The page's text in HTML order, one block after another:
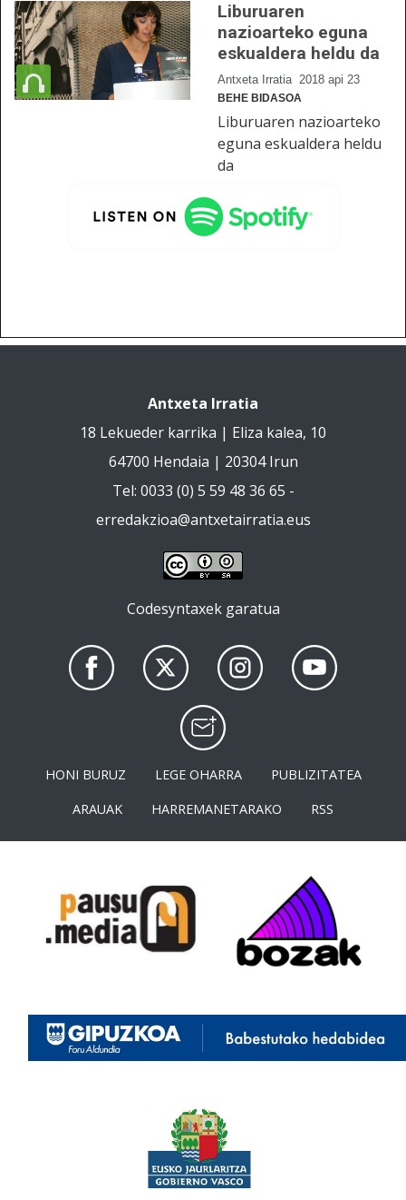
Liburuaren
nazioarteko eguna
eskualdera heldu da
Antxeta Irratia 2018 api 23
BEHE BIDASOA
Liburuaren nazioarteko
eguna eskualdera heldu
da
Antxeta Irratia
18 Lekueder karrika | Eliza kalea, 10
64700 Hendaia | 20304 Irun
Tel: 0033 (0) 5 59 48 36 65 -
erredakzioa@antxetairratia.eus
Codesyntaxek garatua
HONI BURUZ LEGE OHARRA
PUBLIZITATEA
ARAUAK
HARREMANETARAKO RSS